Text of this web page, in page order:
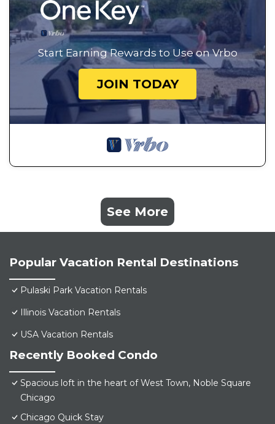
Start Earning Rewards to Use on Vrbo
JOIN TODAY
See More
Popular Vacation Rental Destinations
Pulaski Park Vacation Rentals
Illinois Vacation Rentals
USA Vacation Rentals
Recently Booked Condo
Spacious loft in the heart of West Town, Noble Square
Chicago
Chicago Quick Stay